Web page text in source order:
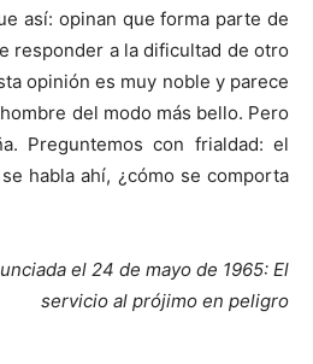
así: opinan que forma parte de
responder a la dificultad de otro
opinión es muy noble y parece
del modo más bello. Pero
Preguntemos con frialdad: el
habla ahí, ¿cómo se comporta
el 24 de mayo de 1965: El
servicio al prójimo en peligro